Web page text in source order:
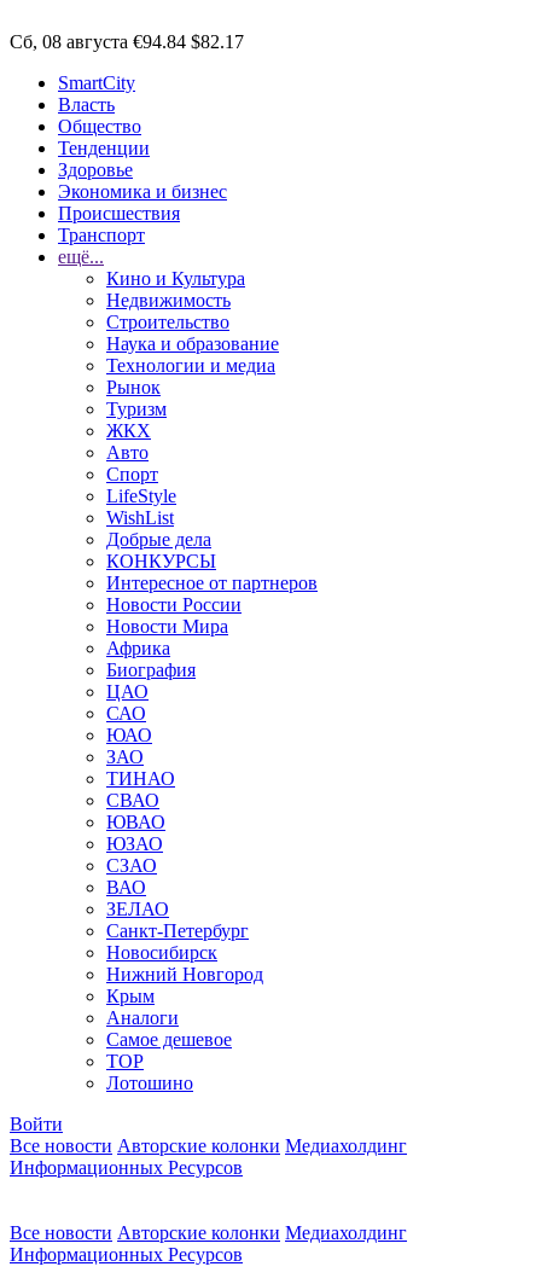
Сб, 08 августа €94.84 $82.17
SmartCity
Власть
Общество
Тенденции
Здоровье
Экономика и бизнес
Происшествия
Транспорт
ещё...
Кино и Культура
Недвижимость
Строительство
Наука и образование
Технологии и медиа
Рынок
Туризм
ЖКХ
Авто
Спорт
LifeStyle
WishList
Добрые дела
КОНКУРСЫ
Интересное от партнеров
Новости России
Новости Мира
Африка
Биография
ЦАО
САО
ЮАО
ЗАО
ТИНАО
СВАО
ЮВАО
ЮЗАО
СЗАО
ВАО
ЗЕЛАО
Санкт-Петербург
Новосибирск
Нижний Новгород
Крым
Аналоги
Самое дешевое
TOP
Лотошино
Войти
Все новости Авторские колонки Медиахолдинг
Информационных Ресурсов
Все новости Авторские колонки Медиахолдинг
Информационных Ресурсов